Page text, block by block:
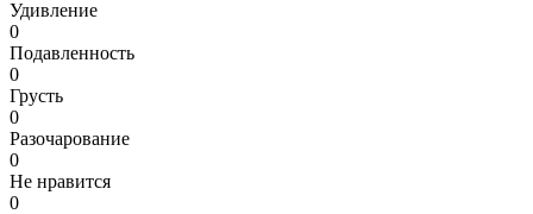
Удивление
0
Подавленность
0
Грусть
0
Разочарование
0
Не нравится
0